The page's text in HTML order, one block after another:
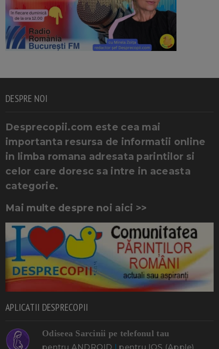
DESPRE NOI
Desprecopii.com este cea mai
importanta resursa de informatii online
in limba romana adresata parintilor si
celor care doresc sa intre in aceasta
categorie.
Mai multe despre noi aici >>
APLICATII DESPRECOPII
Odiseea Sarcinii pe telefonul tau